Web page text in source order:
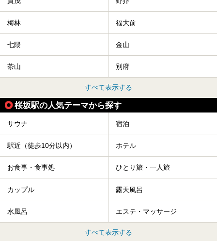
梅林 福大前
七隈 金山
茶山 別府
すべて表示する
桜坂駅の人気テーマから探す
サウナ 宿泊
駅近（徒歩10分以内） ホテル
お食事・食事処 ひとり旅・一人旅
カップル 露天風呂
水風呂 エステ・マッサージ
すべて表示する